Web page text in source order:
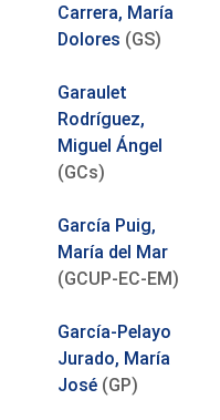
Carrera, María
Dolores (GS)
Garaulet
Rodríguez,
Miguel Ángel
(GCs)
García Puig,
María del Mar
(GCUP-EC-EM)
García-Pelayo
Jurado, María
José (GP)